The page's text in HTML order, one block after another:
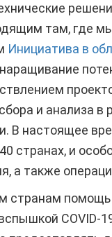
там, где
Инициатива в
и анализа в
В настоящее
странах, и
а также
странам
COVID-